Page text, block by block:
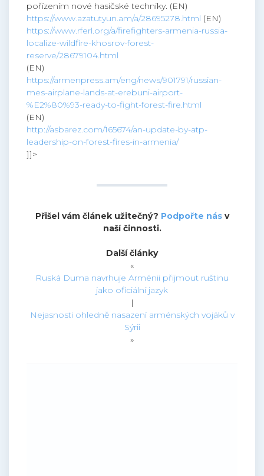
pořízením nové hasičské techniky. (EN)
https://www.azatutyun.am/a/28695278.html (EN)
https://www.rferl.org/a/firefighters-armenia-russia-
localize-wildfire-khosrov-forest-
reserve/28679104.html
(EN)
https://armenpress.am/eng/news/901791/russian-
mes-airplane-lands-at-erebuni-airport-
%E2%80%93-ready-to-fight-forest-fire.html
(EN)
http://asbarez.com/165674/an-update-by-atp-
leadership-on-forest-fires-in-armenia/
]]>
Přišel vám článek užitečný? Podpořte násv
naší činnosti.
Další články
«
Ruská Duma navrhuje Arménii přijmout ruštinu
jako oficiální jazyk
|
Nejasnosti ohledně nasazení arménských vojáků v
Sýrii
»